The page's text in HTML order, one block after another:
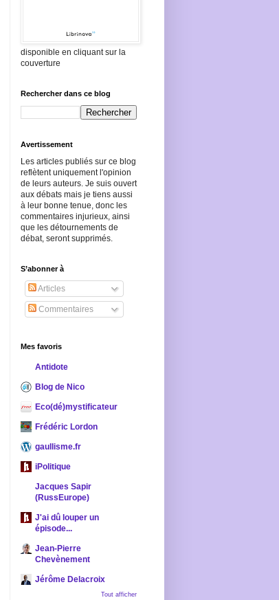
disponible en cliquant sur la
couverture
Rechercher dans ce blog
Avertissement
Les articles publiés sur ce blog
reflètent uniquement l'opinion
de leurs auteurs. Je suis ouvert
aux débats mais je tiens aussi
à leur bonne tenue, donc les
commentaires injurieux, ainsi
que les détournements de
débat, seront supprimés.
S’abonner à
Articles
Commentaires
Mes favoris
Antidote
Blog de Nico
Eco(dé)mystificateur
Frédéric Lordon
gaullisme.fr
iPolitique
Jacques Sapir
(RussEurope)
J'ai dû louper un
épisode...
Jean-Pierre
Chevènement
Jérôme Delacroix
Tout afficher